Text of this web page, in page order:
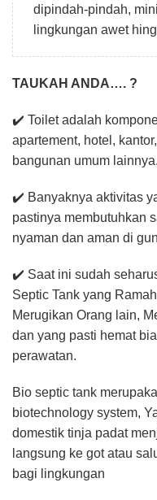
dipindah-pindah,
lingkungan awet
TAUKAH ANDA…. ?
✔️ Toilet adalah
apartement, hotel,
bangunan umum lainnya.
✔️ Banyaknya aktivitas
pastinya membutuhkan
nyaman dan aman di
✔️ Saat ini sudah
Septic Tank yang
Merugikan Orang lain,
dan yang pasti hemat
perawatan.
Bio septic tank
biotechnology system,
domestik tinja padat
langsung ke got atau
bagi lingkungan